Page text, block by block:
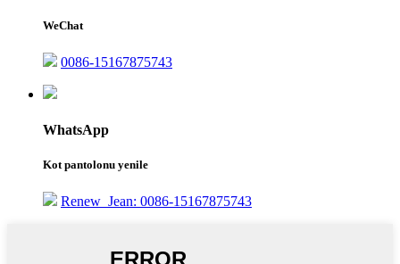
WeChat
0086-15167875743
WhatsApp
Kot pantolonu yenile
Renew_Jean: 0086-15167875743